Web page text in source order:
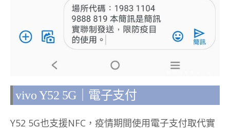
vivo Y52 5G｜電子支付
Y52 5G也支援NFC，疫情期間使用電子支付取代實